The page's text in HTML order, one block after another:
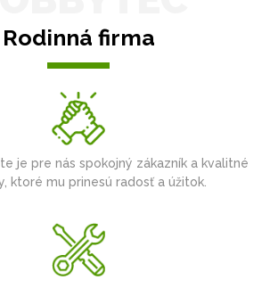
Rodinná firma
je pre nás spokojný zákazník a kvalitné
ktoré mu prinesú radosť a úžitok.